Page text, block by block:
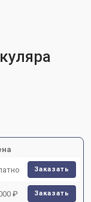
Заказать
₽ Заказать